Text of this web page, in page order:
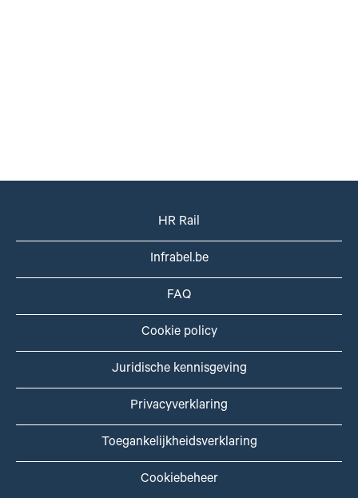
HR Rail
Infrabel.be
FAQ
Cookie policy
Juridische kennisgeving
Privacyverklaring
Toegankelijkheidsverklaring
Cookiebeheer